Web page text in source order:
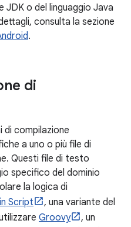
JDK o del linguaggio Java
consulta la sezione
.
di
di compilazione
a uno o più file di
Questi file di testo
specifico del dominio
la logica di
Script
, una variante del
Groovy
, un